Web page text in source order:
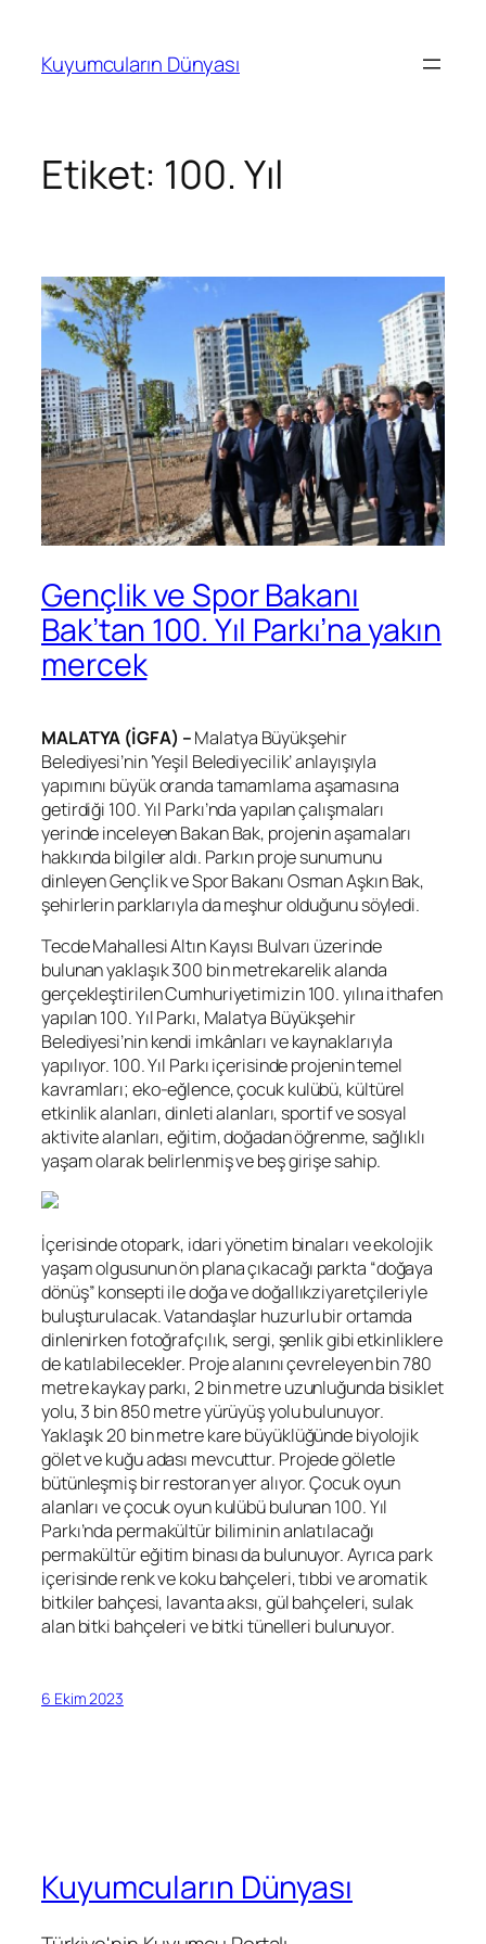
Kuyumcuların Dünyası
Etiket: 100. Yıl
Gençlik ve Spor Bakanı
Bak’tan 100. Yıl Parkı’na yakın
mercek
MALATYA (İGFA) –Malatya Büyükşehir
Belediyesi’nin ‘Yeşil Belediyecilik’ anlayışıyla
yapımını büyük oranda tamamlama aşamasına
getirdiği 100. Yıl Parkı’nda yapılan çalışmaları
yerinde inceleyen Bakan Bak, projenin aşamaları
hakkında bilgiler aldı. Parkın proje sunumunu
dinleyen Gençlik ve Spor Bakanı Osman Aşkın Bak,
şehirlerin parklarıyla da meşhur olduğunu söyledi.
Tecde Mahallesi Altın Kayısı Bulvarı üzerinde
bulunan yaklaşık 300 bin metrekarelik alanda
gerçekleştirilen Cumhuriyetimizin 100. yılına ithafen
yapılan 100. Yıl Parkı, Malatya Büyükşehir
Belediyesi’nin kendi imkânları ve kaynaklarıyla
yapılıyor. 100. Yıl Parkı içerisinde projenin temel
kavramları; eko-eğlence, çocuk kulübü, kültürel
etkinlik alanları, dinleti alanları, sportif ve sosyal
aktivite alanları, eğitim, doğadan öğrenme, sağlıklı
yaşam olarak belirlenmiş ve beş girişe sahip.
İçerisinde otopark, idari yönetim binaları ve ekolojik
yaşam olgusunun ön plana çıkacağı parkta “doğaya
dönüş” konsepti ile doğa ve doğallıkziyaretçileriyle
buluşturulacak. Vatandaşlar huzurlu bir ortamda
dinlenirken fotoğrafçılık, sergi, şenlik gibi etkinliklere
de katılabilecekler. Proje alanını çevreleyen bin 780
metre kaykay parkı, 2 bin metre uzunluğunda bisiklet
yolu, 3 bin 850 metre yürüyüş yolu bulunuyor.
Yaklaşık 20 bin metre kare büyüklüğünde biyolojik
gölet ve kuğu adası mevcuttur. Projede göletle
bütünleşmiş bir restoran yer alıyor. Çocuk oyun
alanları ve çocuk oyun kulübü bulunan 100. Yıl
Parkı’nda permakültür biliminin anlatılacağı
permakültür eğitim binası da bulunuyor. Ayrıca park
içerisinde renk ve koku bahçeleri, tıbbi ve aromatik
bitkiler bahçesi, lavanta aksı, gül bahçeleri, sulak
alan bitki bahçeleri ve bitki tünelleri bulunuyor.
6 Ekim 2023
Kuyumcuların Dünyası